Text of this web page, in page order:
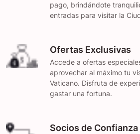
pago, brindándote
entradas para visitar la
Ofertas Exclusivas
Accede a ofertas
aprovechar al máximo tu
Vaticano. Disfruta de
gastar una fortuna.
Socios de Confianza